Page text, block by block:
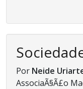
Por Neide
AssociaÃ§Ã£o